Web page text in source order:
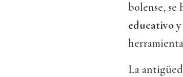
bolense,
educativo
La